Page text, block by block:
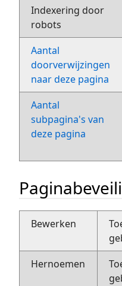
Indexering door
robots
Aantal
doorverwijzingen
naar deze pagina
Aantal
subpagina's van
deze pagina
Bewerken
Hernoemen